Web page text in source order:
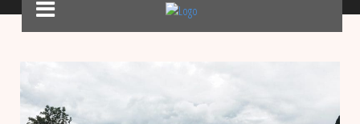
MENINGER